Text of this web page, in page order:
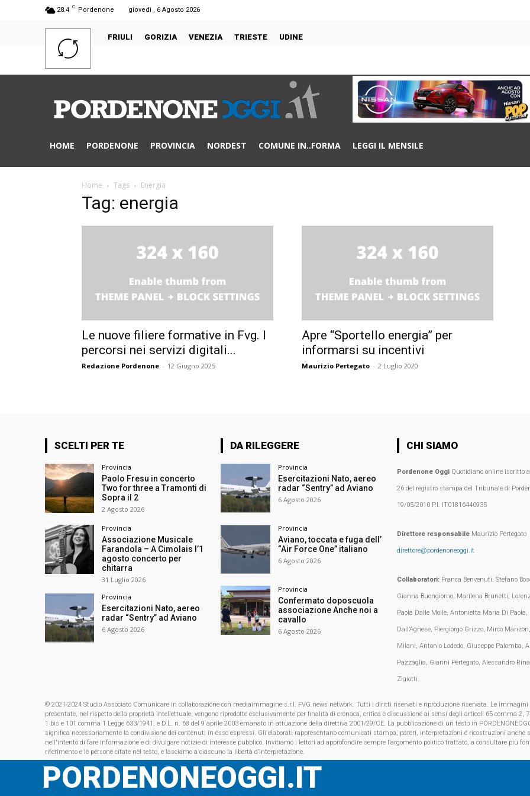
28.4 C Pordenone giovedì , 6 Agosto 2026
FRIULI GORIZIA VENEZIA TRIESTE UDINE
HOME PORDENONE PROVINCIA NORDEST COMUNE IN..FORMA LEGGI IL MENSILE
Home Tags Energia
Tag: energia
Le nuove filiere formative in Fvg. I
percorsi nei servizi digitali...
Redazione Pordenone - 12 Giugno 2025
Apre “Sportello energia” per
informarsi su incentivi
Maurizio Pertegato - 2 Luglio 2020
SCELTI PER TE
Provincia
Paolo Fresu in concerto
Two for three a Tramonti di
Sopra il 2
2 Agosto 2026
Provincia
Associazione Musicale
Farandola – A Cimolais l’1
agosto concerto per
chitarra
31 Luglio 2026
Provincia
Esercitazioni Nato, aereo
radar “Sentry” ad Aviano
6 Agosto 2026
DA RILEGGERE
Provincia
Esercitazioni Nato, aereo
radar “Sentry” ad Aviano
6 Agosto 2026
Provincia
Aviano, toccata e fuga dell’
“Air Force One” italiano
6 Agosto 2026
Provincia
Confermato doposcuola
associazione Anche noi a
cavallo
6 Agosto 2026
CHI SIAMO
Pordenone OggiQuotidiano online iscritto
26 del registro stampa del Tribunale di
19/05/2010 P.I. IT01816440935
Direttore responsabileMaurizio Pertegato
direttore@pordenoneoggi.it
Collaboratori:Franca Benvenuti, Stefano
Gianna Buongiorno, Marilena Brunetti,
Paola Dalle Molle, Antonietta Maria Di Paola,
Dall’Agnese, Piergiorgo Grizzo, Mirco
Milani, Antonio Lodedo, Giuseppe Palomba,
Pazzaglia, Gianni Pertegato, Alessandro
Zigiotti.
© 2021-2024 Studio Associato Comunicare in collaborazione con mediaimmagine s.r.l. FVG.news network. Tutti i diritti riservati e riproduzione riservata. Le immagini
presentate, nel rispetto della proprietà intellettuale, vengono riprodotte esclusivamente per finalità di cronaca, critica e discussione ai sensi degli articoli 65 comma 2,
1 bis e 101 comma 1 Legge 633/1941, e D.L. n. 68 del 9 aprile 2003 emanato in attuazione della direttiva 2001/29/CE. La pubblicazione di un testo in
significa necessariamente la condivisione dei contenuti in esso espressi. Gli elaborati rappresentano comunicati stampa, pareri, interpretazioni e ricostruzioni anche
nell'intento di fare informazione e di divulgare notizie di interesse pubblico. Invitiamo i lettori ad approfondire sempre l’argomento politico trattato, a consultare più
riferimento e le persone citate nel testo, e lasciamo a ciascuno la libertà d’interpretazione.
PORDENONEOGGI.IT